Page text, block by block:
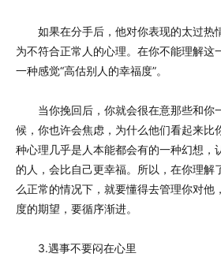
如果在分手后，他对你表现的太过热
为不符合正常人的心理。在你不能理解这
一种感觉“高估别人的幸福度”。
当你挽回后，你就会很在意那些和你
候，你也许会焦虑，为什么他们看起来比
种心理几乎是人本能都会有的一种幻想，
的人，会比自己更幸福。所以，在你理解
么正常的情况下，就要懂得去管理你对他
度的期望，要循序渐进。
3.遇事不要闷在心里